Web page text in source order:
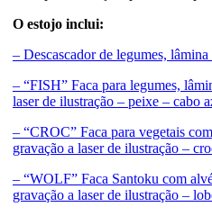
O estojo inclui:
– Descascador de legumes, lâmina
– “FISH” Faca para legumes,
laser de ilustração – peixe – cabo
– “CROC” Faca para vegetais
gravação a laser de ilustração –
– “WOLF” Faca Santoku com
gravação a laser de ilustração –